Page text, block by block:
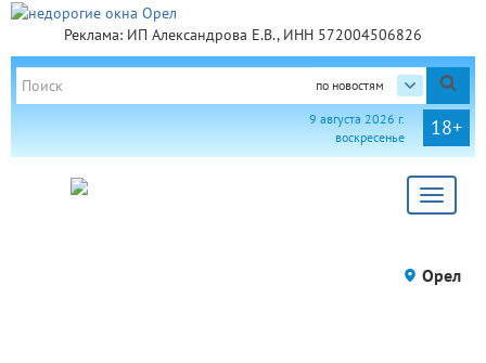
Реклама: ИП Александрова Е.В., ИНН 572004506826
по новостям
18+
9 августа 2026 г.
воскресенье
Toggle
Орел